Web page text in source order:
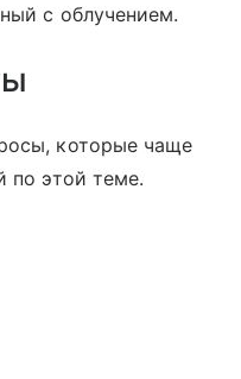
с облучением.
которые чаще
по этой теме.